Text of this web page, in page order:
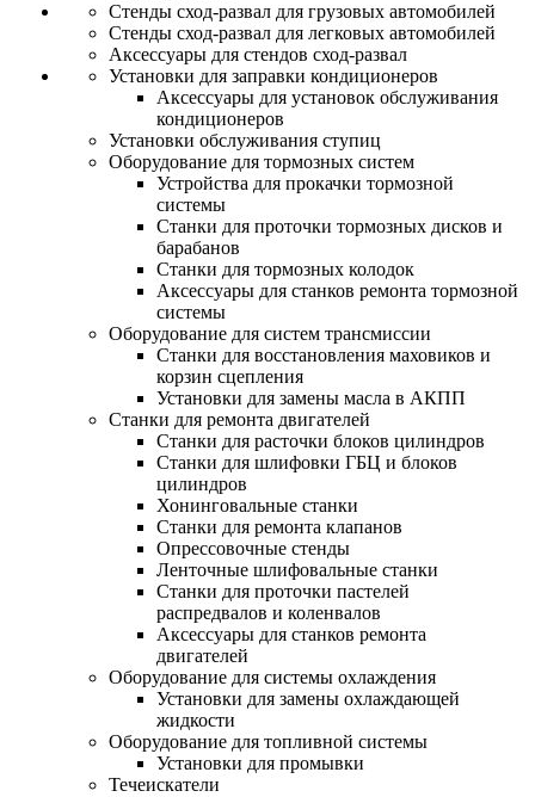
Стенды сход-развал для грузовых автомобилей
Стенды сход-развал для легковых автомобилей
Аксессуары для стендов сход-развал
Установки для заправки кондиционеров
Аксессуары для установок обслуживания
кондиционеров
Установки обслуживания ступиц
Оборудование для тормозных систем
Устройства для прокачки тормозной
системы
Станки для проточки тормозных дисков и
барабанов
Станки для тормозных колодок
Аксессуары для станков ремонта тормозной
системы
Оборудование для систем трансмиссии
Станки для восстановления маховиков и
корзин сцепления
Установки для замены масла в АКПП
Станки для ремонта двигателей
Станки для расточки блоков цилиндров
Станки для шлифовки ГБЦ и блоков
цилиндров
Хонинговальные станки
Станки для ремонта клапанов
Опрессовочные стенды
Ленточные шлифовальные станки
Станки для проточки пастелей
распредвалов и коленвалов
Аксессуары для станков ремонта
двигателей
Оборудование для системы охлаждения
Установки для замены охлаждающей
жидкости
Оборудование для топливной системы
Установки для промывки
Течеискатели